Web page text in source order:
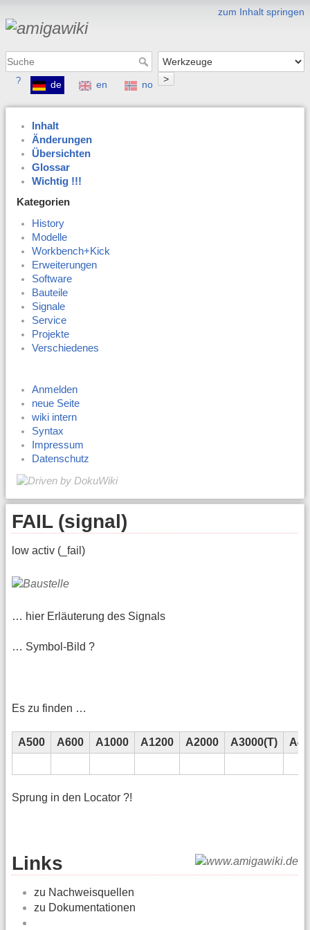
zum Inhalt springen
>
? de en no
Inhalt
Änderungen
Übersichten
Glossar
Wichtig !!!
Kategorien
History
Modelle
Workbench+Kick
Erweiterungen
Software
Bauteile
Signale
Service
Projekte
Verschiedenes
Anmelden
neue Seite
wiki intern
Syntax
Impressum
Datenschutz
FAIL (signal)
low activ (_fail)
… hier Erläuterung des Signals
… Symbol-Bild ?
Es zu finden …
A500 A600 A1000 A1200 A2000 A3000(T)
Sprung in den Locator ?!
Links
zu Nachweisquellen
zu Dokumentationen